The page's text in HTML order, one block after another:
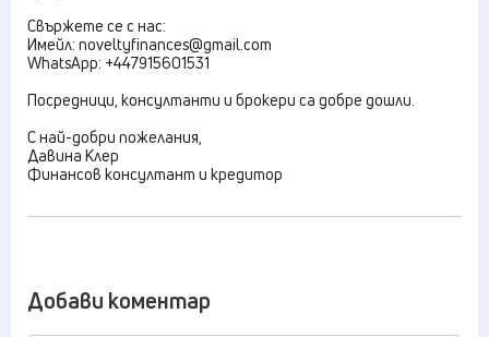
Свържете се с нас:
Имейл: noveltyfinances@gmail.com
WhatsApp: +447915601531
Посредници, консултанти и брокери са добре дошли.
С най-добри пожелания,
Давина Клер
Финансов консултант и кредитор
Добави коментар